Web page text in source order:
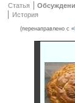
Статья
История
(перенаправлено с «